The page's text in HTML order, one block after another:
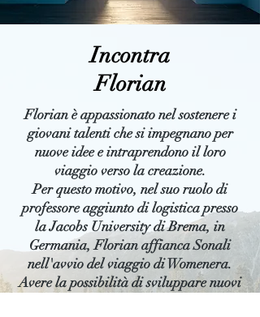
Incontra
Florian
Florian è appassionato nel sostenere i
giovani talenti che si impegnano per
nuove idee e intraprendono il loro
viaggio verso la creazione.
Per questo motivo, nel suo ruolo di
professore aggiunto di logistica presso
la Jacobs University di Brema, in
Germania, Florian affianca Sonali
nell'avvio del viaggio di Womenera.
Avere la possibilità di sviluppare nuovi